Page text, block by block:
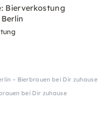
Bierverkostung
– Bierbrauen bei Dir zuhause
bei Dir zuhause